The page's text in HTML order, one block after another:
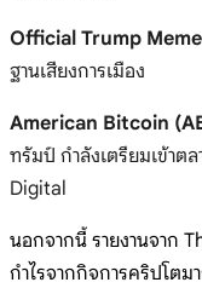
Official Trump
ฐานเสียงการเมือง
American Bitcoin
ทรัมป์ กำลังเตรียมเข้าต
Digital
นอกจากนี้ รายงานจาก
กำไรจากกิจการคริปโตม